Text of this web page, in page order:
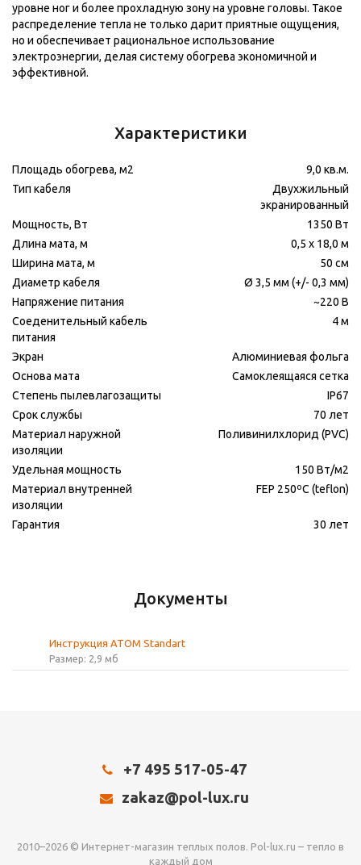
уровне ног и более прохладную зону на уровне головы. Такое
распределение тепла не только дарит приятные ощущения,
но и обеспечивает рациональное использование
электроэнергии, делая систему обогрева экономичной и
эффективной.
Характеристики
Площадь обогрева, м2
9,0 кв.м.
Тип кабеля
Двухжильный
экранированный
Мощность, Вт
1350 Вт
Длина мата, м
0,5 х 18,0 м
Ширина мата, м
50 см
Диаметр кабеля
Ø 3,5 мм (+/- 0,3 мм)
Напряжение питания
~220 В
Соеденительный кабель
питания
4 м
Экран
Алюминиевая фольга
Основа мата
Самоклеящаяся сетка
Степень пылевлагозащиты
IP67
Срок службы
70 лет
Материал наружной
изоляции
Поливинилхлорид (PVC)
Удельная мощность
150 Вт/м2
Материал внутренней
изоляции
FEP 250ºС (teflon)
Гарантия 30 лет
Документы
Инструкция АТОМ Standart
Размер: 2,9 мб
+7 495 517-05-47
zakaz@pol-lux.ru
2010–2026 © Интернет-магазин теплых полов. Pol-lux.ru – тепло в
каждый дом